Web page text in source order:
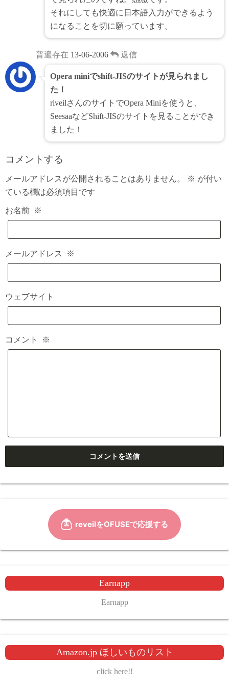
それにしても快適に日本語入力ができるよう
になることを切に願っています。
普遍存在 13-06-2006 返信
Opera miniでshift-JISのサイトが見られまし
た！
riveilさんのサイトでOpera Miniを使うと、
SeesaaなどShift-JISのサイトを見ることができ
ました！
コメントする
メールアドレスが公開されることはありません。 ※ が付い
ている欄は必須項目です
お名前 ※
メールアドレス ※
ウェブサイト
コメント ※
Earnapp
Earnapp
Amazon.jp ほしいものリスト
click here!!